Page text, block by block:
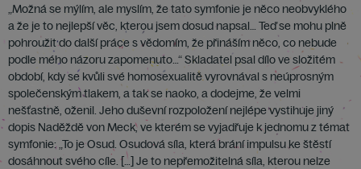
„Možná se mýlím, ale myslím, že tato symfonie je něco neobvyklého
a že je to nejlepší věc, kterou jsem dosud napsal… Teď se mohu plně
pohroužit do další práce s vědomím, že přináším něco, co nebude
podle mého názoru zapomenuto…“ Skladatel psal dílo ve složitém
období, kdy se kvůli své homosexualitě vyrovnával s neúprosným
společenským tlakem, a tak se naoko, a dodejme, že velmi
nešťastně, oženil. Jeho duševní rozpoložení nejlépe vystihuje jiný
dopis Naděždě von Meck, ve kterém se vyjadřuje k jednomu z témat
symfonie: „To je Osud. Osudová síla, která brání impulsu ke štěstí
dosáhnout svého cíle. […] Je to nepřemožitelná síla, kterou nelze